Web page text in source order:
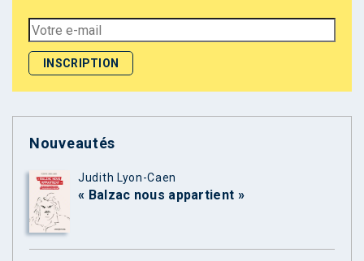
Nouveautés
Judith Lyon-Caen
« Balzac nous appartient »